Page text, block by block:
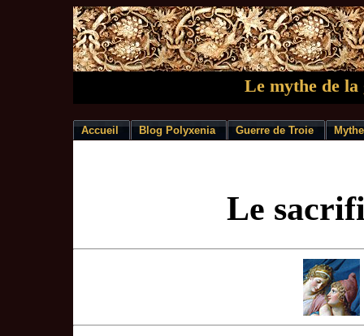
Le mythe de
Accueil Blog Polyxenia Guerre de Troie
Le